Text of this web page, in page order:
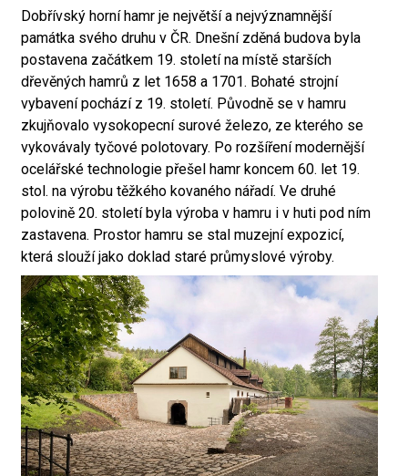
Dobřívský horní hamr je největší a nejvýznamnější
památka svého druhu v ČR. Dnešní zděná budova byla
postavena začátkem 19. století na místě starších
dřevěných hamrů z let 1658 a 1701. Bohaté strojní
vybavení pochází z 19. století. Původně se v hamru
zkujňovalo vysokopecní surové železo, ze kterého se
vykovávaly tyčové polotovary. Po rozšíření modernější
ocelářské technologie přešel hamr koncem 60. let 19.
stol. na výrobu těžkého kovaného nářadí. Ve druhé
polovině 20. století byla výroba v hamru i v huti pod ním
zastavena. Prostor hamru se stal muzejní expozicí,
která slouží jako doklad staré průmyslové výroby.